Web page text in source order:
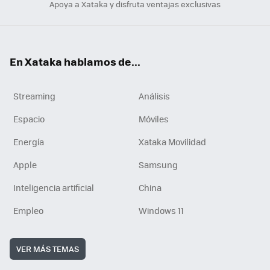
Apoya a Xataka y disfruta ventajas exclusivas
En Xataka hablamos de...
Streaming
Análisis
Espacio
Móviles
Energía
Xataka Movilidad
Apple
Samsung
Inteligencia artificial
China
Empleo
Windows 11
VER MÁS TEMAS